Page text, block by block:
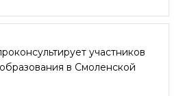
участников
в Смоленской